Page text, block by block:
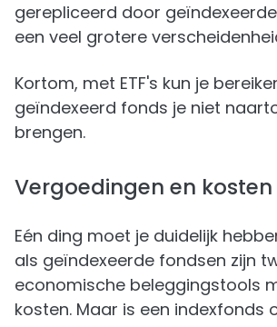
gerepliceerd door
een veel grotere
Kortom, met ETF's kun je
geïndexeerd fonds je niet
brengen.
Vergoedingen en kosten
Eén ding moet je duidelijk
als geïndexeerde fondsen zijn
economische beleggingstools
kosten. Maar is een indexfonds